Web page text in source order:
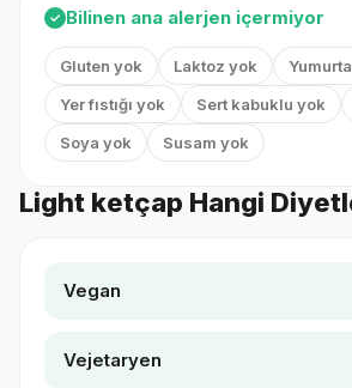
✓ Bilinen ana alerjen içermiyor
Gluten yok Laktoz yok
Yer fıstığı yok
Sert kabuklu yok
Soya yok
Susam yok
Light ketçap Hangi
Vegan
Vejetaryen